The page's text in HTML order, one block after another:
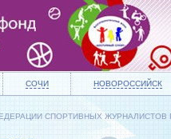
СОЧИ НОВОРОССИЙСК
СПОРТИВНЫХ ЖУРНАЛИСТОВ